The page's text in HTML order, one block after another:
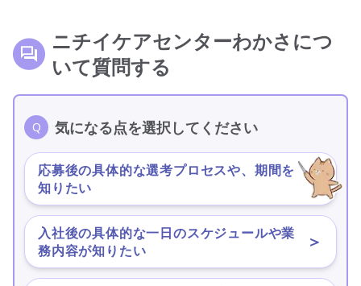
ニチイケアセンターわかさにつ
いて質問する
気になる点を選択してください
応募後の具体的な選考プロセスや、期間を
知りたい
＞
入社後の具体的な一日のスケジュールや業
務内容が知りたい
＞